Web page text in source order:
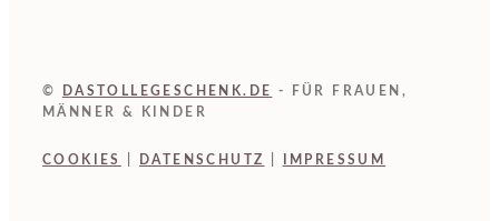
© DASTOLLEGESCHENK.DE
- FÜR FRAUEN,
MÄNNER & KINDER
COOKIES DATENSCHUTZ IMPRESSUM